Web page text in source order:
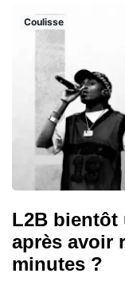
Coulisse
L2B bientôt
après avoir
minutes ?